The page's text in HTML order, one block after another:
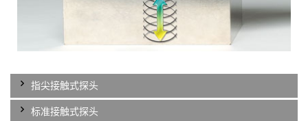
指尖接触式探头
标准接触式探头